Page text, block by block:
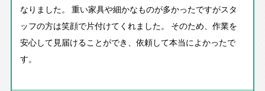
なりました。 重い家具や細かなものが多かったですがスタ
ッフの方は笑顔で片付けてくれました。 そのため、作業を
安心して見届けることができ、依頼して本当によかったで
す。